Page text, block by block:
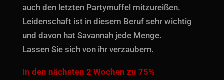
auch den letzten Partymuffel mitzureißen.
Leidenschaft ist in diesem Beruf sehr wichtig
und davon hat Savannah jede Menge.
Lassen Sie sich von ihr verzaubern.
In den nächsten 2 Wochen zu 75%